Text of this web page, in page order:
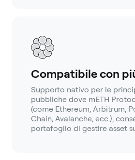
Compatibile con
Supporto nativo per le
pubbliche dove mETH
(come Ethereum, Arbitrum,
Chain, Avalanche, ecc.),
portafoglio di gestire asset